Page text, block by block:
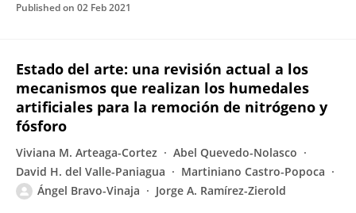
Published on 02 Feb 2021
Estado del arte: una revisión actual a los
mecanismos que realizan los humedales
artificiales para la remoción de nitrógeno y
fósforo
Viviana M. Arteaga-Cortez
Abel Quevedo-Nolasco
David H. del Valle-Paniagua
Martiniano Castro-Popoca
Ángel Bravo-Vinaja
Jorge A. Ramírez-Zierold